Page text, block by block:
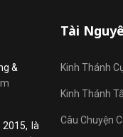
&
là
Tài
Kinh Thánh
Kinh Thánh
Câu Chuyện